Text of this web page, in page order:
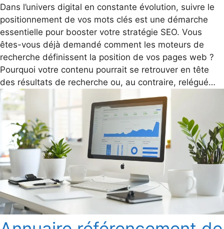
Dans l’univers digital en constante évolution, suivre le
positionnement de vos mots clés est une démarche
essentielle pour booster votre stratégie SEO. Vous
êtes-vous déjà demandé comment les moteurs de
recherche définissent la position de vos pages web ?
Pourquoi votre contenu pourrait se retrouver en tête
des résultats de recherche ou, au contraire, relégué…